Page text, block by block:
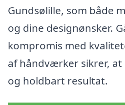
Gundsølille, som både
og dine designønsker.
kompromis med
af håndværker sikrer,
og holdbart resultat.